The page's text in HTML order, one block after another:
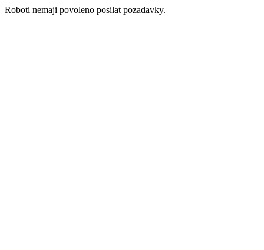
Roboti nemaji povoleno posilat pozadavky.